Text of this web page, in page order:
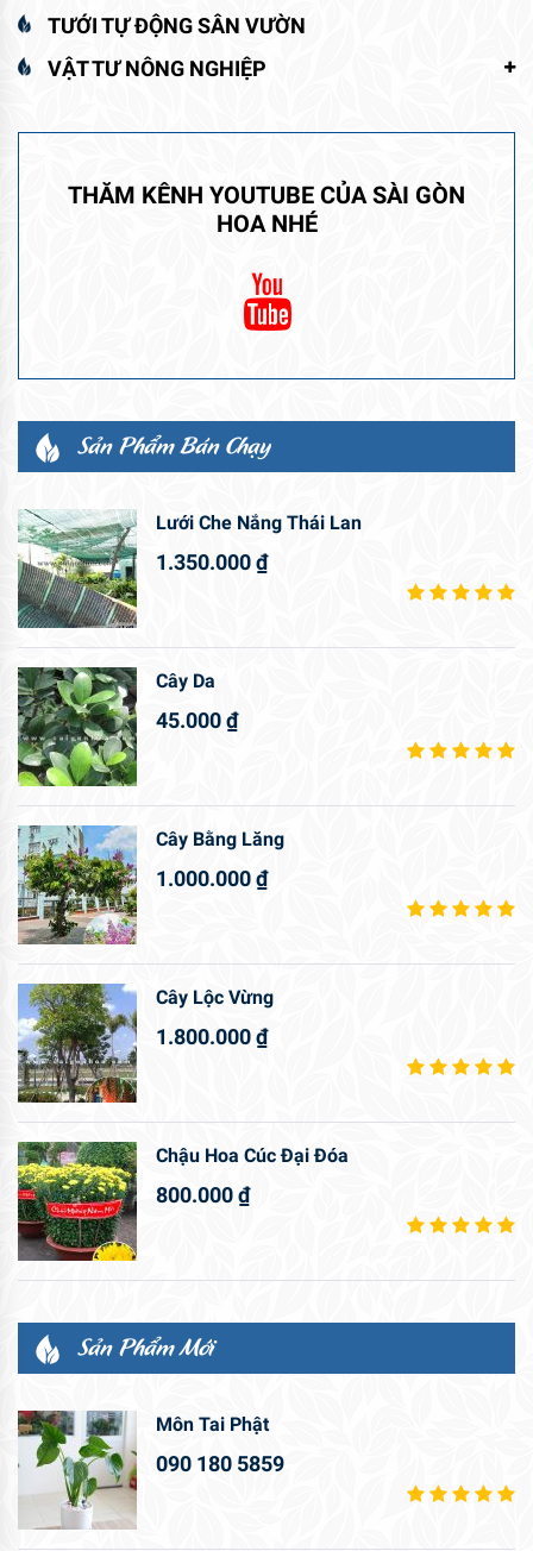
TƯỚI TỰ ĐỘNG SÂN VƯỜN
VẬT TƯ NÔNG NGHIỆP
THĂM KÊNH YOUTUBE CỦA SÀI GÒN
HOA NHÉ
Sản Phẩm Bán Chạy
Lưới Che Nắng Thái Lan
1.350.000₫
Cây Da
45.000₫
Cây Bằng Lăng
1.000.000₫
Cây Lộc Vừng
1.800.000₫
Chậu Hoa Cúc Đại Đóa
800.000₫
Sản Phẩm Mới
Môn Tai Phật
090 180 5859